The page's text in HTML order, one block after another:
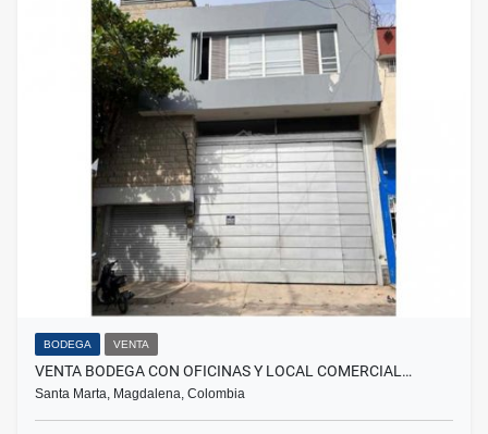
BODEGA VENTA
VENTA BODEGA CON OFICINAS Y LOCAL COMERCIAL…
Santa Marta, Magdalena, Colombia